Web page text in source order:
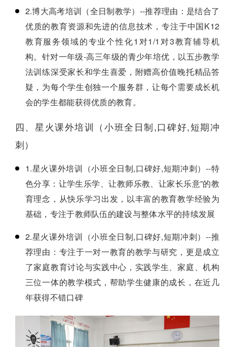
2.博大高考培训（全日制教学）--推荐理由：是结合了
优质的教育资源和先进的信息技术，专注于中国K12
教育服务领域的专业个性化1对1/1对3教育辅导机
构。针对一年级-高三年级的青少年培优，以五步教学
法训练深受家长和学生喜爱，附赠高价值晚托精品答
疑，为每个学生创独一个服务群，让每个需要成长机
会的学生都能获得优质的教育。
四、星火课外培训（小班全日制,口碑好,短期冲
刺）
1.星火课外培训（小班全日制,口碑好,短期冲刺）--特
色分享：让学生乐学、让教师乐教、让家长乐意”的教
育理念，从快乐学习出发，以丰富的教育教学经验为
基础，专注于教师队伍的建设与整体水平的持续发展
2.星火课外培训（小班全日制,口碑好,短期冲刺）--推
荐理由：专注于一对一教育的教学与研究，更是成立
了家庭教育讨论与实践中心，实践学生、家庭、机构
三位一体的教学模式，帮助学生健康的成长，在近几
年获得不错口碑